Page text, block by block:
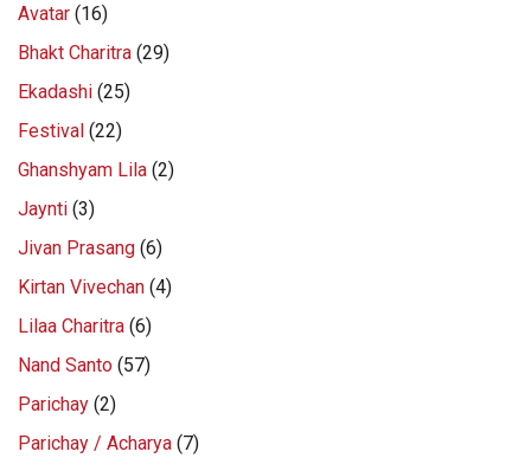
Avatar (16)
Bhakt Charitra (29)
Ekadashi (25)
Festival (22)
Ghanshyam Lila (2)
Jaynti (3)
Jivan Prasang (6)
Kirtan Vivechan (4)
Lilaa Charitra (6)
Nand Santo (57)
Parichay (2)
Parichay / Acharya (7)